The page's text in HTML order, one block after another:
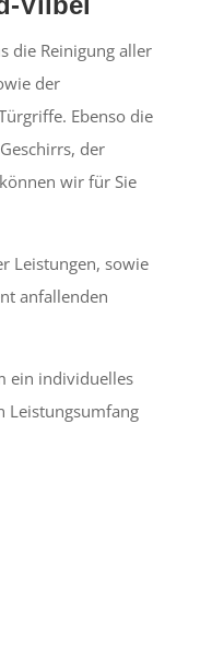
die Reinigung aller
der
Ebenso die
der
wir für Sie
Leistungen, sowie
anfallenden
ein individuelles
Leistungsumfang